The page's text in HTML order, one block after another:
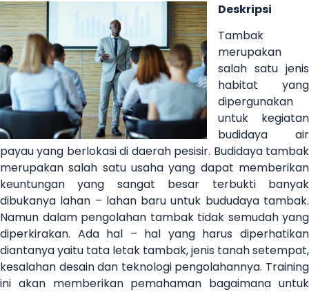
Deskripsi
Tambak
merupakan
salah satu jenis
habitat yang
dipergunakan
untuk kegiatan
budidaya air
payau yang berlokasi di daerah pesisir. Budidaya tambak
merupakan salah satu usaha yang dapat memberikan
keuntungan yang sangat besar terbukti banyak
dibukanya lahan – lahan baru untuk bududaya tambak.
Namun dalam pengolahan tambak tidak semudah yang
diperkirakan. Ada hal – hal yang harus diperhatikan
diantanya yaitu tata letak tambak, jenis tanah setempat,
kesalahan desain dan teknologi pengolahannya. Training
ini akan memberikan pemahaman bagaimana untuk